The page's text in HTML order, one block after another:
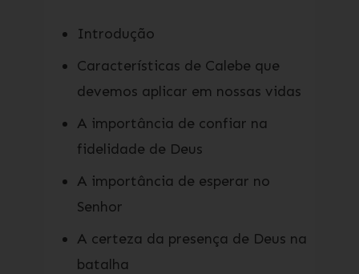
Introdução
Características de Calebe que
devemos aplicar em nossas vidas
A importância de confiar na
fidelidade de Deus
A importância de esperar no
Senhor
A certeza da presença de Deus na
batalha